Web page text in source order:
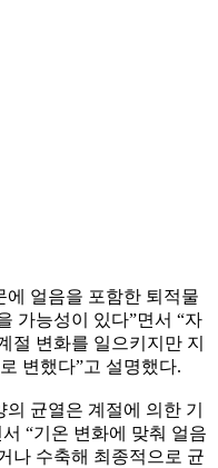
에 얼음을 포함한 퇴적물
가능성이 있다”면서 “자
절 변화를 일으키지만 지
변했다”고 설명했다.
균열은 계절에 의한 기
“기온 변화에 맞춰 얼음
나 수축해 최종적으로 균